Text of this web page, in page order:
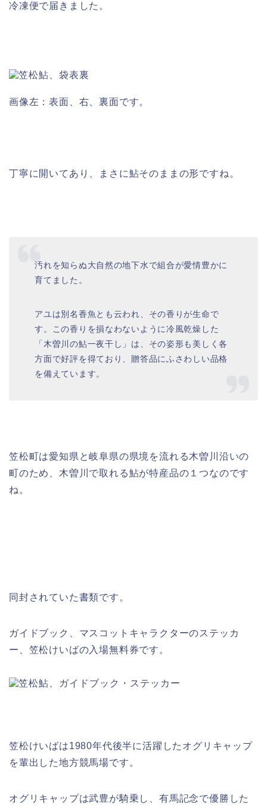
冷凍便で届きました。
画像左：表面、右、裏面です。
丁寧に開いてあり、まさに鮎そのままの形ですね。
汚れを知らぬ大自然の地下水で組合が愛情豊かに
育てました。
アユは別名香魚とも云われ、その香りが生命で
す。この香りを損なわないように冷風乾燥した
「木曽川の鮎一夜干し」は、その姿形も美しく各
方面で好評を得ており、贈答品にふさわしい品格
を備えています。
笠松町は愛知県と岐阜県の県境を流れる木曽川沿いの
町のため、木曽川で取れる鮎が特産品の１つなのです
ね。
同封されていた書類です。
ガイドブック、マスコットキャラクターのステッカ
ー、笠松けいばの入場無料券です。
笠松けいばは1980年代後半に活躍したオグリキャップ
を輩出した地方競馬場です。
オグリキャップは武豊が騎乗し、有馬記念で優勝した